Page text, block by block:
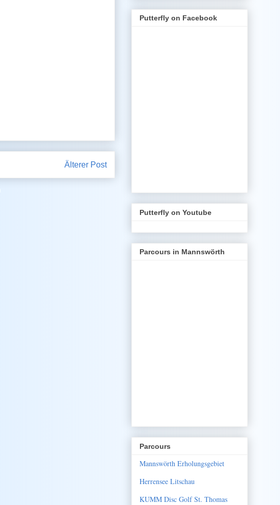
Älterer Post
Putterfly on Facebook
Putterfly on Youtube
Parcours in Mannswörth
Parcours
Mannswörth Erholungsgebiet
Herrensee Litschau
KUMM Disc Golf St. Thomas